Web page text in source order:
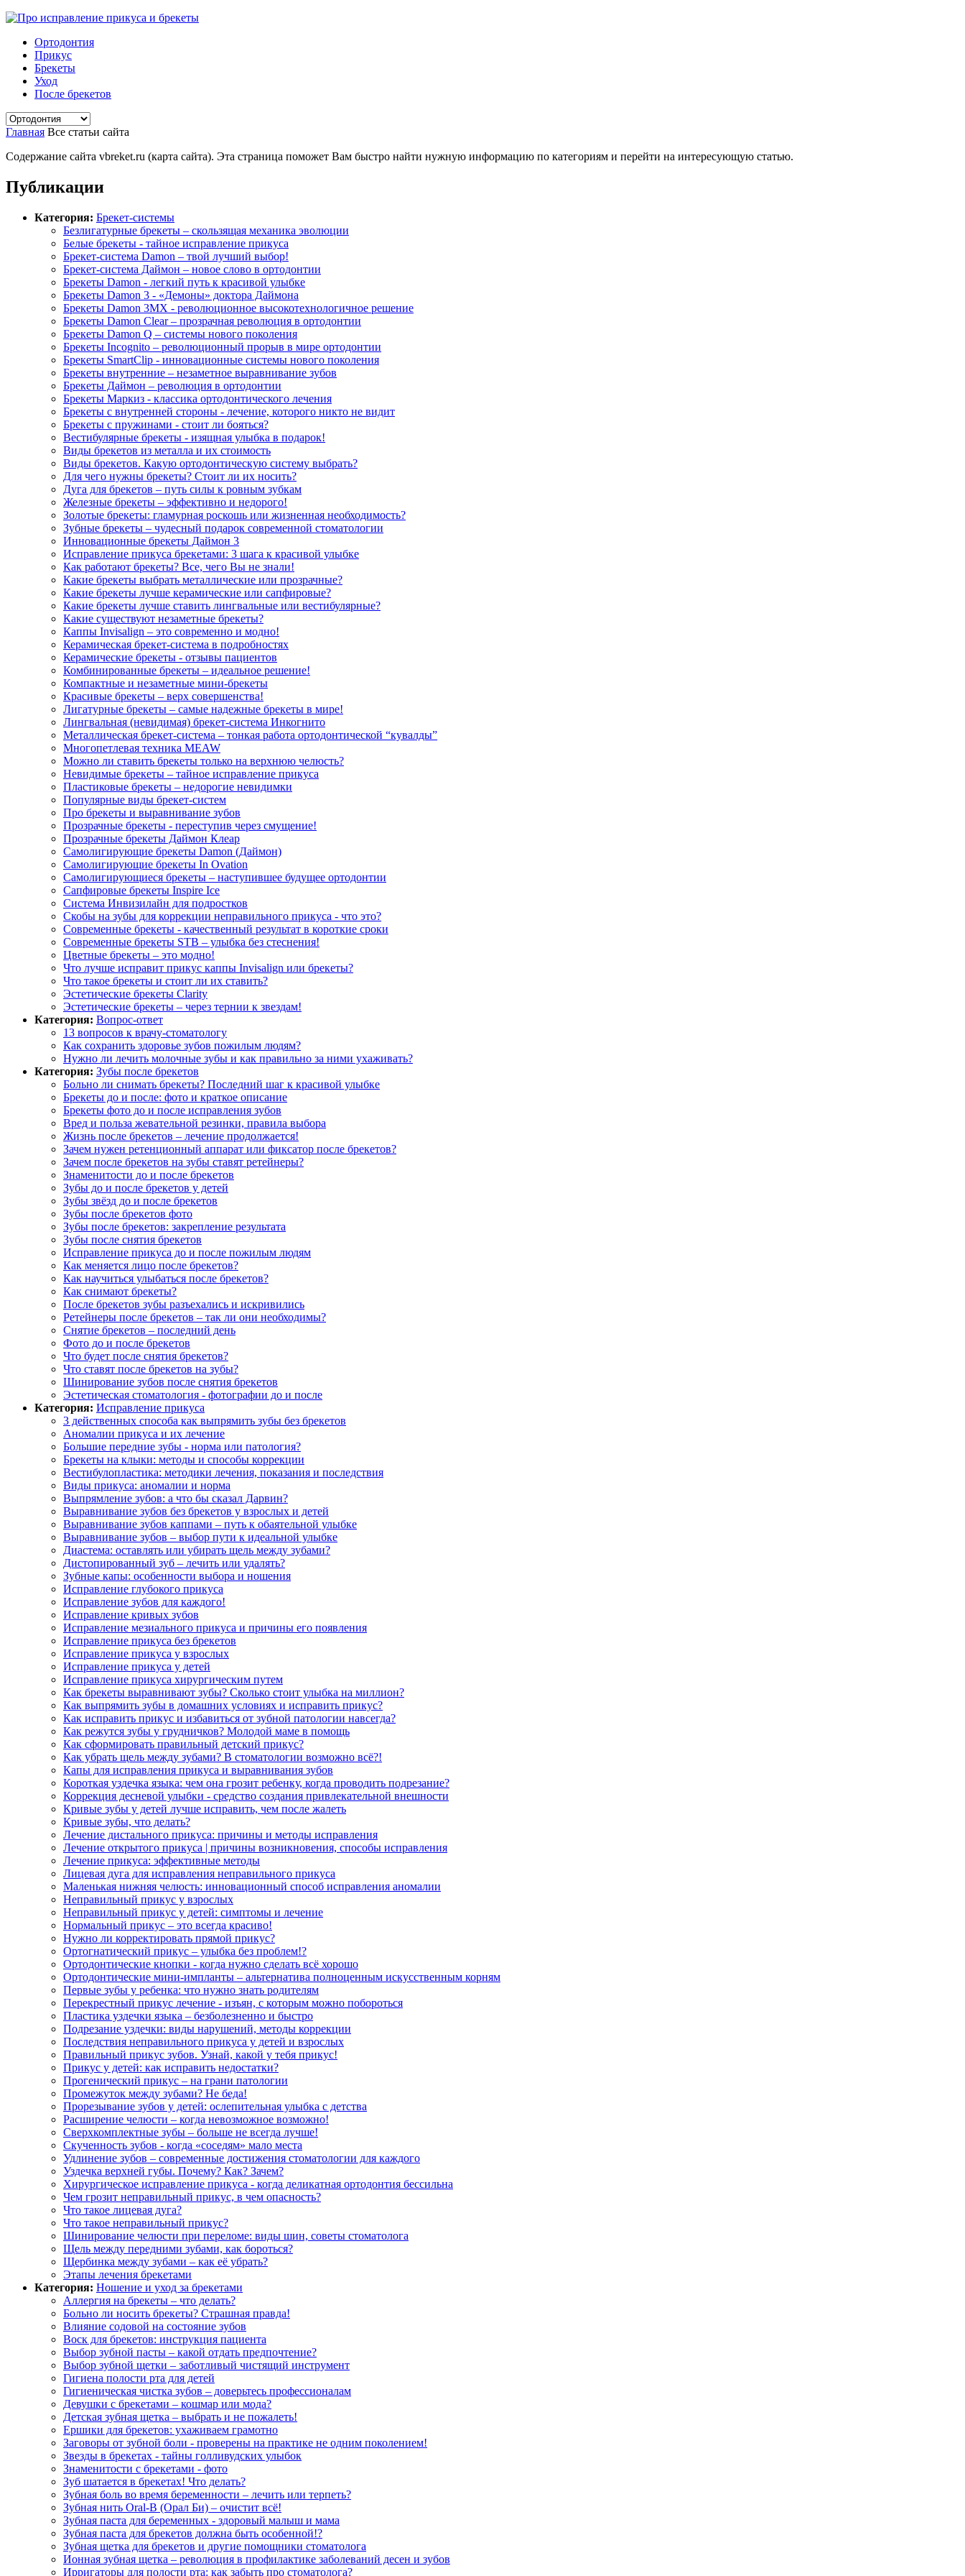
Ортодонтия
Прикус
Брекеты
Уход
После брекетов
Главная Все статьи сайта
Содержание сайта vbreket.ru (карта сайта). Эта страница поможет Вам быстро найти нужную информацию по категориям и перейти на интересующую статью.
Публикации
Категория: Брекет-системы
Безлигатурные брекеты – скользящая механика эволюции
Белые брекеты - тайное исправление прикуса
Брекет-система Damon – твой лучший выбор!
Брекет-система Даймон – новое слово в ортодонтии
Брекеты Damon - легкий путь к красивой улыбке
Брекеты Damon 3 - «Демоны» доктора Даймона
Брекеты Damon 3MX - революционное высокотехнологичное решение
Брекеты Damon Clear – прозрачная революция в ортодонтии
Брекеты Damon Q – системы нового поколения
Брекеты Incognito – революционный прорыв в мире ортодонтии
Брекеты SmartClip - инновационные системы нового поколения
Брекеты внутренние – незаметное выравнивание зубов
Брекеты Даймон – революция в ортодонтии
Брекеты Маркиз - классика ортодонтического лечения
Брекеты с внутренней стороны - лечение, которого никто не видит
Брекеты с пружинами - стоит ли бояться?
Вестибулярные брекеты - изящная улыбка в подарок!
Виды брекетов из металла и их стоимость
Виды брекетов. Какую ортодонтическую систему выбрать?
Для чего нужны брекеты? Стоит ли их носить?
Дуга для брекетов – путь силы к ровным зубкам
Железные брекеты – эффективно и недорого!
Золотые брекеты: гламурная роскошь или жизненная необходимость?
Зубные брекеты – чудесный подарок современной стоматологии
Инновационные брекеты Даймон 3
Исправление прикуса брекетами: 3 шага к красивой улыбке
Как работают брекеты? Все, чего Вы не знали!
Какие брекеты выбрать металлические или прозрачные?
Какие брекеты лучше керамические или сапфировые?
Какие брекеты лучше ставить лингвальные или вестибулярные?
Какие существуют незаметные брекеты?
Каппы Invisalign – это современно и модно!
Керамическая брекет-система в подробностях
Керамические брекеты - отзывы пациентов
Комбинированные брекеты – идеальное решение!
Компактные и незаметные мини-брекеты
Красивые брекеты – верх совершенства!
Лигатурные брекеты – самые надежные брекеты в мире!
Лингвальная (невидимая) брекет-система Инкогнито
Металлическая брекет-система – тонкая работа ортодонтической “кувалды”
Многопетлевая техника MEAW
Можно ли ставить брекеты только на верхнюю челюсть?
Невидимые брекеты – тайное исправление прикуса
Пластиковые брекеты – недорогие невидимки
Популярные виды брекет-систем
Про брекеты и выравнивание зубов
Прозрачные брекеты - переступив через смущение!
Прозрачные брекеты Даймон Клеар
Самолигирующие брекеты Damon (Даймон)
Самолигирующие брекеты In Ovation
Самолигирующиеся брекеты – наступившее будущее ортодонтии
Сапфировые брекеты Inspire Ice
Система Инвизилайн для подростков
Скобы на зубы для коррекции неправильного прикуса - что это?
Современные брекеты - качественный результат в короткие сроки
Современные брекеты STB – улыбка без стеснения!
Цветные брекеты – это модно!
Что лучше исправит прикус каппы Invisalign или брекеты?
Что такое брекеты и стоит ли их ставить?
Эстетические брекеты Clarity
Эстетические брекеты – через тернии к звездам!
Категория: Вопрос-ответ
13 вопросов к врачу-стоматологу
Как сохранить здоровье зубов пожилым людям?
Нужно ли лечить молочные зубы и как правильно за ними ухаживать?
Категория: Зубы после брекетов
Больно ли снимать брекеты? Последний шаг к красивой улыбке
Брекеты до и после: фото и краткое описание
Брекеты фото до и после исправления зубов
Вред и польза жевательной резинки, правила выбора
Жизнь после брекетов – лечение продолжается!
Зачем нужен ретенционный аппарат или фиксатор после брекетов?
Зачем после брекетов на зубы ставят ретейнеры?
Знаменитости до и после брекетов
Зубы до и после брекетов у детей
Зубы звёзд до и после брекетов
Зубы после брекетов фото
Зубы после брекетов: закрепление результата
Зубы после снятия брекетов
Исправление прикуса до и после пожилым людям
Как меняется лицо после брекетов?
Как научиться улыбаться после брекетов?
Как снимают брекеты?
После брекетов зубы разъехались и искривились
Ретейнеры после брекетов – так ли они необходимы?
Снятие брекетов – последний день
Фото до и после брекетов
Что будет после снятия брекетов?
Что ставят после брекетов на зубы?
Шинирование зубов после снятия брекетов
Эстетическая стоматология - фотографии до и после
Категория: Исправление прикуса
3 действенных способа как выпрямить зубы без брекетов
Аномалии прикуса и их лечение
Большие передние зубы - норма или патология?
Брекеты на клыки: методы и способы коррекции
Вестибулопластика: методики лечения, показания и последствия
Виды прикуса: аномалии и норма
Выпрямление зубов: а что бы сказал Дарвин?
Выравнивание зубов без брекетов у взрослых и детей
Выравнивание зубов каппами – путь к обаятельной улыбке
Выравнивание зубов – выбор пути к идеальной улыбке
Диастема: оставлять или убирать щель между зубами?
Дистопированный зуб – лечить или удалять?
Зубные капы: особенности выбора и ношения
Исправление глубокого прикуса
Исправление зубов для каждого!
Исправление кривых зубов
Исправление мезиального прикуса и причины его появления
Исправление прикуса без брекетов
Исправление прикуса у взрослых
Исправление прикуса у детей
Исправление прикуса хирургическим путем
Как брекеты выравнивают зубы? Сколько стоит улыбка на миллион?
Как выпрямить зубы в домашних условиях и исправить прикус?
Как исправить прикус и избавиться от зубной патологии навсегда?
Как режутся зубы у грудничков? Молодой маме в помощь
Как сформировать правильный детский прикус?
Как убрать щель между зубами? В стоматологии возможно всё?!
Капы для исправления прикуса и выравнивания зубов
Короткая уздечка языка: чем она грозит ребенку, когда проводить подрезание?
Коррекция десневой улыбки - средство создания привлекательной внешности
Кривые зубы у детей лучше исправить, чем после жалеть
Кривые зубы, что делать?
Лечение дистального прикуса: причины и методы исправления
Лечение открытого прикуса | причины возникновения, способы исправления
Лечение прикуса: эффективные методы
Лицевая дуга для исправления неправильного прикуса
Маленькая нижняя челюсть: инновационный способ исправления аномалии
Неправильный прикус у взрослых
Неправильный прикус у детей: симптомы и лечение
Нормальный прикус – это всегда красиво!
Нужно ли корректировать прямой прикус?
Ортогнатический прикус – улыбка без проблем!?
Ортодонтические кнопки - когда нужно сделать всё хорошо
Ортодонтические мини-импланты – альтернатива полноценным искусственным корням
Первые зубы у ребенка: что нужно знать родителям
Перекрестный прикус лечение - изъян, с которым можно побороться
Пластика уздечки языка – безболезненно и быстро
Подрезание уздечки: виды нарушений, методы коррекции
Последствия неправильного прикуса у детей и взрослых
Правильный прикус зубов. Узнай, какой у тебя прикус!
Прикус у детей: как исправить недостатки?
Прогенический прикус – на грани патологии
Промежуток между зубами? Не беда!
Прорезывание зубов у детей: ослепительная улыбка с детства
Расширение челюсти – когда невозможное возможно!
Сверхкомплектные зубы – больше не всегда лучше!
Скученность зубов - когда «соседям» мало места
Удлинение зубов – современные достижения стоматологии для каждого
Уздечка верхней губы. Почему? Как? Зачем?
Хирургическое исправление прикуса - когда деликатная ортодонтия бессильна
Чем грозит неправильный прикус, в чем опасность?
Что такое лицевая дуга?
Что такое неправильный прикус?
Шинирование челюсти при переломе: виды шин, советы стоматолога
Щель между передними зубами, как бороться?
Щербинка между зубами – как её убрать?
Этапы лечения брекетами
Категория: Ношение и уход за брекетами
Аллергия на брекеты – что делать?
Больно ли носить брекеты? Страшная правда!
Влияние содовой на состояние зубов
Воск для брекетов: инструкция пациента
Выбор зубной пасты – какой отдать предпочтение?
Выбор зубной щетки – заботливый чистящий инструмент
Гигиена полости рта для детей
Гигиеническая чистка зубов – доверьтесь профессионалам
Девушки с брекетами – кошмар или мода?
Детская зубная щетка – выбрать и не пожалеть!
Ершики для брекетов: ухаживаем грамотно
Заговоры от зубной боли - проверены на практике не одним поколением!
Звезды в брекетах - тайны голливудских улыбок
Знаменитости с брекетами - фото
Зуб шатается в брекетах! Что делать?
Зубная боль во время беременности – лечить или терпеть?
Зубная нить Oral-B (Орал Би) – очистит всё!
Зубная паста для беременных - здоровый малыш и мама
Зубная паста для брекетов должна быть особенной!?
Зубная щетка для брекетов и другие помощники стоматолога
Ионная зубная щетка – революция в профилактике заболеваний десен и зубов
Ирригаторы для полости рта: как забыть про стоматолога?